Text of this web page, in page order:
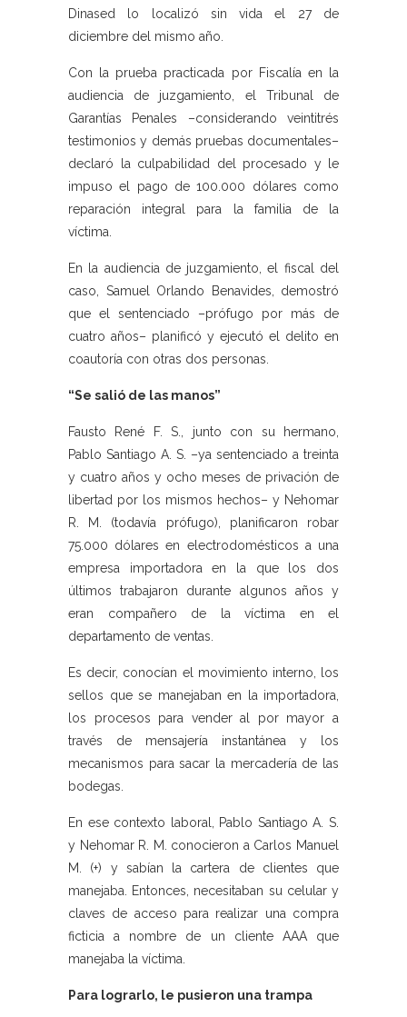
Dinased lo localizó sin vida el 27 de
diciembre del mismo año.
Con la prueba practicada por Fiscalía en la
audiencia de juzgamiento, el Tribunal de
Garantías Penales –considerando veintitrés
testimonios y demás pruebas documentales–
declaró la culpabilidad del procesado y le
impuso el pago de 100.000 dólares como
reparación integral para la familia de la
víctima.
En la audiencia de juzgamiento, el fiscal del
caso, Samuel Orlando Benavides, demostró
que el sentenciado –prófugo por más de
cuatro años– planificó y ejecutó el delito en
coautoría con otras dos personas.
“Se salió de las manos”
Fausto René F. S., junto con su hermano,
Pablo Santiago A. S. –ya sentenciado a treinta
y cuatro años y ocho meses de privación de
libertad por los mismos hechos– y Nehomar
R. M. (todavía prófugo), planificaron robar
75.000 dólares en electrodomésticos a una
empresa importadora en la que los dos
últimos trabajaron durante algunos años y
eran compañero de la víctima en el
departamento de ventas.
Es decir, conocían el movimiento interno, los
sellos que se manejaban en la importadora,
los procesos para vender al por mayor a
través de mensajería instantánea y los
mecanismos para sacar la mercadería de las
bodegas.
En ese contexto laboral, Pablo Santiago A. S.
y Nehomar R. M. conocieron a Carlos Manuel
M. (+) y sabían la cartera de clientes que
manejaba. Entonces, necesitaban su celular y
claves de acceso para realizar una compra
ficticia a nombre de un cliente AAA que
manejaba la víctima.
Para lograrlo, le pusieron una trampa